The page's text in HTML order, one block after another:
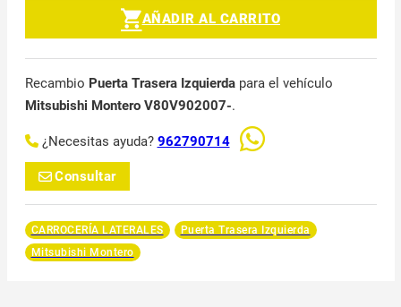
AÑADIR AL CARRITO
Recambio Puerta Trasera Izquierdapara el vehículo
Mitsubishi Montero V80V902007-.
¿Necesitas ayuda? 962790714
Consultar
CARROCERÍA LATERALES
Puerta Trasera Izquierda
Mitsubishi Montero